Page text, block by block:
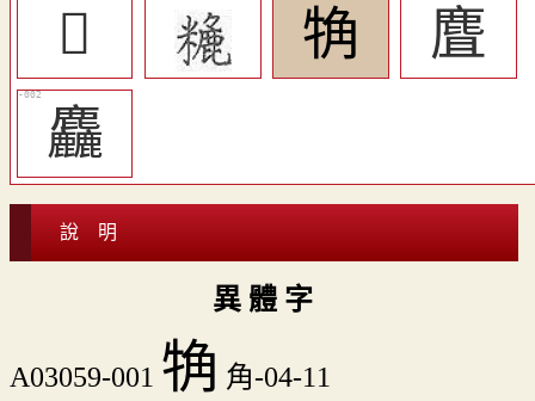
󴖊 觕
麆
麤
說 明
異 體 字
A03059-001 觕 角-04-11